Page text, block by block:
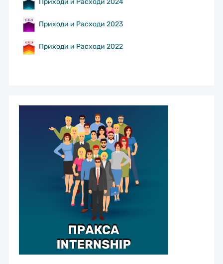
Приходи и Расходи 2023
Приходи и Расходи 2022